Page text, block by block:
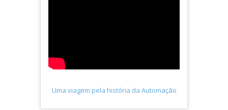
Uma viagem pela história da Automação